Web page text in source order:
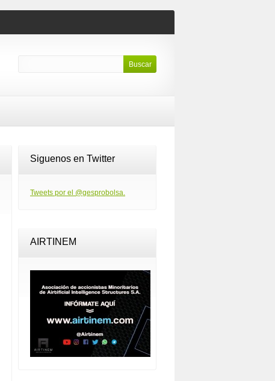
Siguenos en Twitter
Tweets por el @gesprobolsa.
AIRTINEM